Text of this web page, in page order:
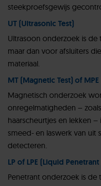
steekproefsgewijs
UT (Ultrasonic Test)
Ultrasoon onderzoek is de
maar dan voor afsluiters
materiaal.
MT (Magnetic Test) of
Magnetisch onderzoek
onregelmatigheden –
haarscheurtjes en lekken
smeed- en laswerk van uit
detecteren.
LP of LPE (Liquid
Penetrant onderzoek is de